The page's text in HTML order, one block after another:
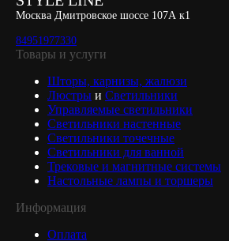
Москва Дмитровское шоссе 107А к1
84951977330
Товары и услуги
Шторы, карнизы, жалюзи
Люстры и Светильники
Управляемые светильники
Светильники настенные
Светильники точечные
Светильники для ванной
Трековые и магнитные системы
Настольные лампы и торшеры
Информация
Оплата